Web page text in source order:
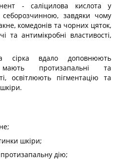
- саліцилова кислота у
завдяки чому
комедонів та чорних цяток,
та антимікробні властивості,
сірка вдало доповнюють
протизапальні та
освітлюють пігментацію та
шкіри;
дію;